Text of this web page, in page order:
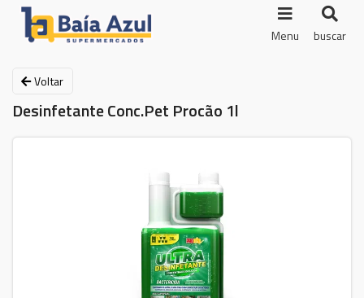
Menu buscar
Voltar
Desinfetante Conc.Pet Procão 1l